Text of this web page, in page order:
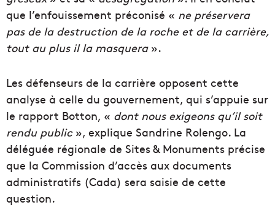
que l’enfouissement préconisé « ne préservera
pas de la destruction de la roche et de la carrière,
tout au plus il la masquera».
Les défenseurs de la carrière opposent cette
analyse à celle du gouvernement, qui s’appuie sur
le rapport Botton, « dont nous exigeons qu’il soit
rendu public», explique Sandrine Rolengo. La
déléguée régionale de Sites & Monuments précise
que la Commission d’accès aux documents
administratifs (Cada) sera saisie de cette
question.